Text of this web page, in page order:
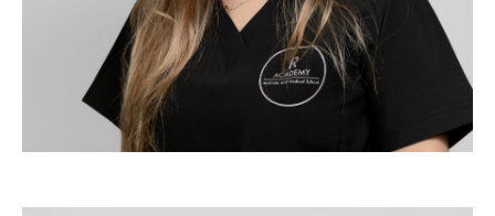
Trainer IR Academy